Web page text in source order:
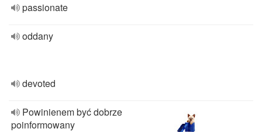
passionate
oddany
devoted
Powinienem być dobrze
poinformowany